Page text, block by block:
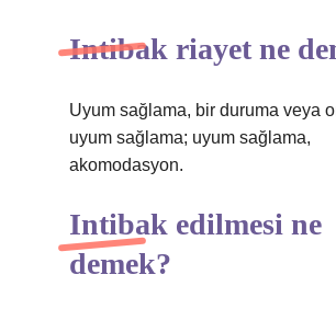
Intibak riayet ne
Uyum sağlama, bir duruma veya
uyum sağlama; uyum sağlama,
akomodasyon.
Intibak edilmesi ne
demek?